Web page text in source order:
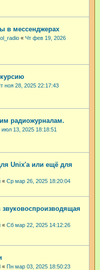
в мессенджерах
« Чт фев 19, 2026
ноя 28, 2025 22:17:43
радиожурналам.
июл 13, 2025 18:18:51
Unix'а или ещё для
« Ср мар 26, 2025 18:20:04
« Сб мар 22, 2025 14:12:26
« Пн мар 03, 2025 18:50:23